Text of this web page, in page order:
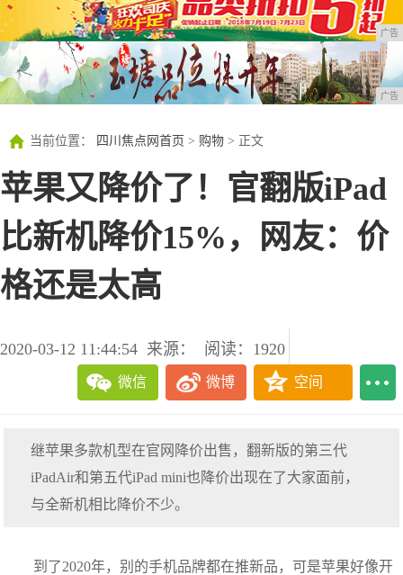
广告
广告
当前位置： 四川焦点网首页 > 购物 > 正文
苹果又降价了！官翻版iPad
比新机降价15%，网友：价
格还是太高
2020-03-12 11:44:54 来源： 阅读：1920
微信 微博 空间
继苹果多款机型在官网降价出售，翻新版的第三代
iPadAir和第五代iPad mini也降价出现在了大家面前，
与全新机相比降价不少。
到了2020年，别的手机品牌都在推新品，可是苹果好像开